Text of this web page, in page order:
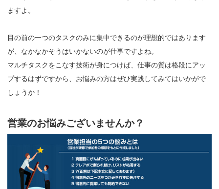
ますよ。
目の前の一つのタスクのみに集中できるのが理想的ではあります
が、なかなかそうはいかないのが仕事ですよね。
マルチタスクをこなす技術が身につけば、仕事の質は格段にアッ
プするはずですから、お悩みの方はぜひ実践してみてはいかがで
しょうか！
営業のお悩みございませんか？